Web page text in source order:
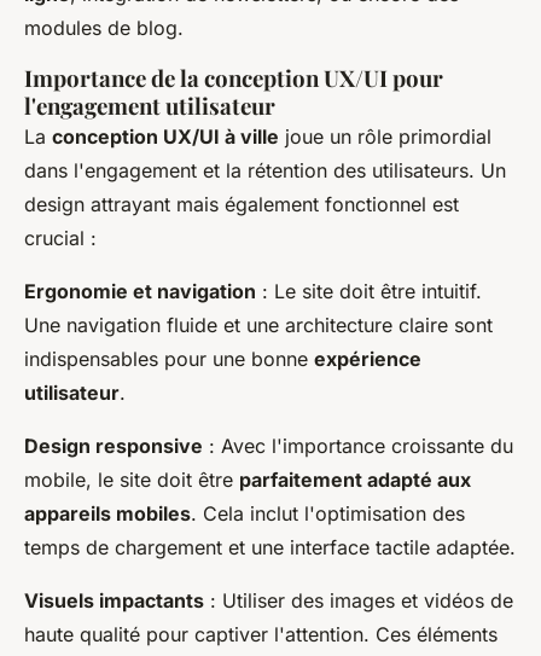
modules de blog.
Importance de la conception UX/UI pour
l'engagement utilisateur
La conception UX/UI à ville joue un rôle primordial
dans l'engagement et la rétention des utilisateurs. Un
design attrayant mais également fonctionnel est
crucial :
Ergonomie et navigation : Le site doit être intuitif.
Une navigation fluide et une architecture claire sont
indispensables pour une bonne expérience
utilisateur.
Design responsive : Avec l'importance croissante du
mobile, le site doit être parfaitement adapté aux
appareils mobiles. Cela inclut l'optimisation des
temps de chargement et une interface tactile adaptée.
Visuels impactants : Utiliser des images et vidéos de
haute qualité pour captiver l'attention. Ces éléments